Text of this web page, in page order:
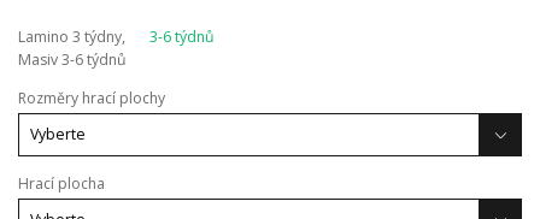
Lamino 3 týdny,
Masiv 3-6 týdnů
3-6 týdnů
Rozměry hrací plochy
Hrací plocha